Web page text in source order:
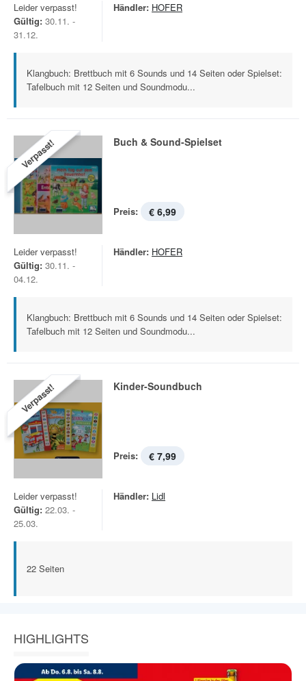
Leider verpasst!
Gültig: 30.11. -
31.12.
Händler: HOFER
Klangbuch: Brettbuch mit 6 Sounds und 14 Seiten oder Spielset:
Tafelbuch mit 12 Seiten und Soundmodu...
Verpasst! Buch & Sound-Spielset
Preis: € 6,99
Leider verpasst!
Gültig: 30.11. -
04.12.
Händler: HOFER
Klangbuch: Brettbuch mit 6 Sounds und 14 Seiten oder Spielset:
Tafelbuch mit 12 Seiten und Soundmodu...
Verpasst! Kinder-Soundbuch
Preis: € 7,99
Leider verpasst!
Gültig: 22.03. -
25.03.
Händler: Lidl
22 Seiten
HIGHLIGHTS